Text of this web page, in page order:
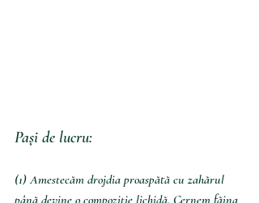
Pași de lucru:
(1) Amestecăm drojdia proaspătă cu zahărul
până devine o compoziție lichidă. Cernem făina